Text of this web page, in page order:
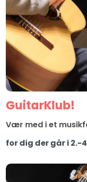
Guitar­Klub!
Vær med i et
for dig der går i 2.-